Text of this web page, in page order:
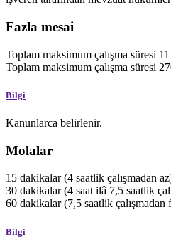
Fazla mesai
Toplam maksimum çalışma süresi 11
Toplam maksimum çalışma süresi
Bilgi
Kanunlarca belirlenir.
Molalar
15 dakikalar(4 saatlik çalışmadan
30 dakikalar(4 saat ilâ 7,5 saatlik
60 dakikalar(7,5 saatlik çalışmadan
Bilgi